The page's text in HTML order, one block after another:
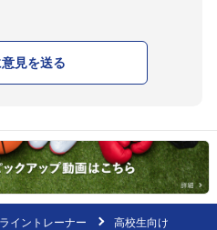
見を送る
イントレーナー 高校生向け